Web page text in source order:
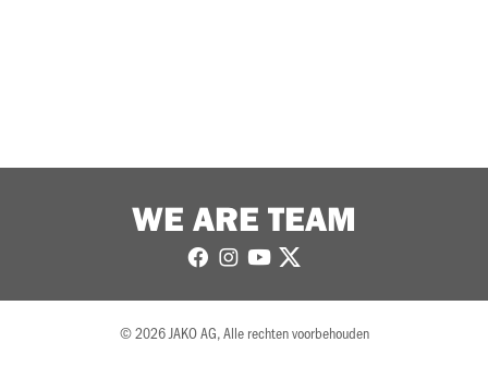
WE ARE TEAM
© 2026 JAKO AG, Alle rechten voorbehouden